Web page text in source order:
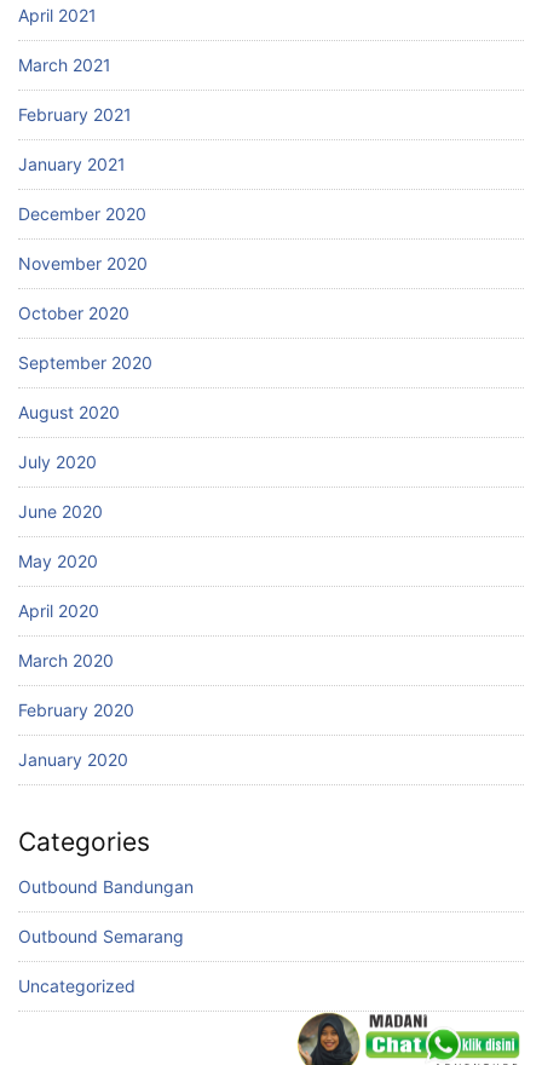
April 2021
March 2021
February 2021
January 2021
December 2020
November 2020
October 2020
September 2020
August 2020
July 2020
June 2020
May 2020
April 2020
March 2020
February 2020
January 2020
Categories
Outbound Bandungan
Outbound Semarang
Uncategorized